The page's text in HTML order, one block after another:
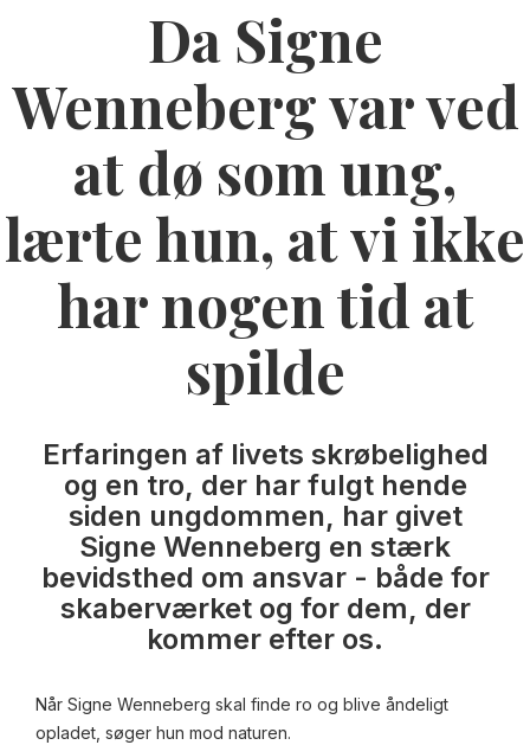
Da Signe
Wenneberg var ved
at dø som ung,
lærte hun, at vi ikke
har nogen tid at
spilde
Erfaringen af livets skrøbelighed
og en tro, der har fulgt hende
siden ungdommen, har givet
Signe Wenneberg en stærk
bevidsthed om ansvar - både for
skaberværket og for dem, der
kommer efter os.
Når Signe Wenneberg skal finde ro og blive åndeligt
opladet, søger hun mod naturen.